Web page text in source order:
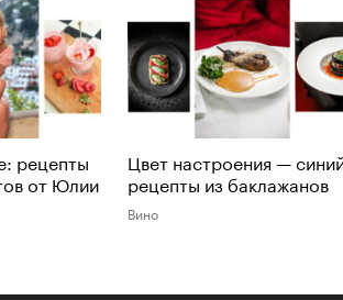
рецепты
от Юлии
Цвет настроения —
рецепты из баклажанов
Вино